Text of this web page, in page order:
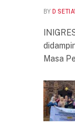
BY D
Masa